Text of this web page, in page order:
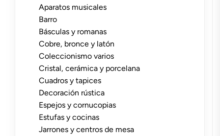
Aparatos musicales
Barro
Básculas y romanas
Cobre, bronce y latón
Coleccionismo varios
Cristal, cerámica y porcelana
Cuadros y tapices
Decoración rústica
Espejos y cornucopias
Estufas y cocinas
Jarrones y centros de mesa